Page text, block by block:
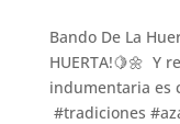
Bando De La
HUERTA!🍋🌼 Y
indumentaria es
#tradiciones